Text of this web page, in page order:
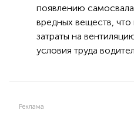
появлению
вредных веществ, что
затраты на
условия труда
Реклама